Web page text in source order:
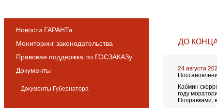
Новости ГАРАНТа
Мониторинг законодательства
Правовая поддержка по ГОСЗАКАЗу
Документы
Документы Губернатора
ДО
24 августа
Кабмин
году
Поправками,